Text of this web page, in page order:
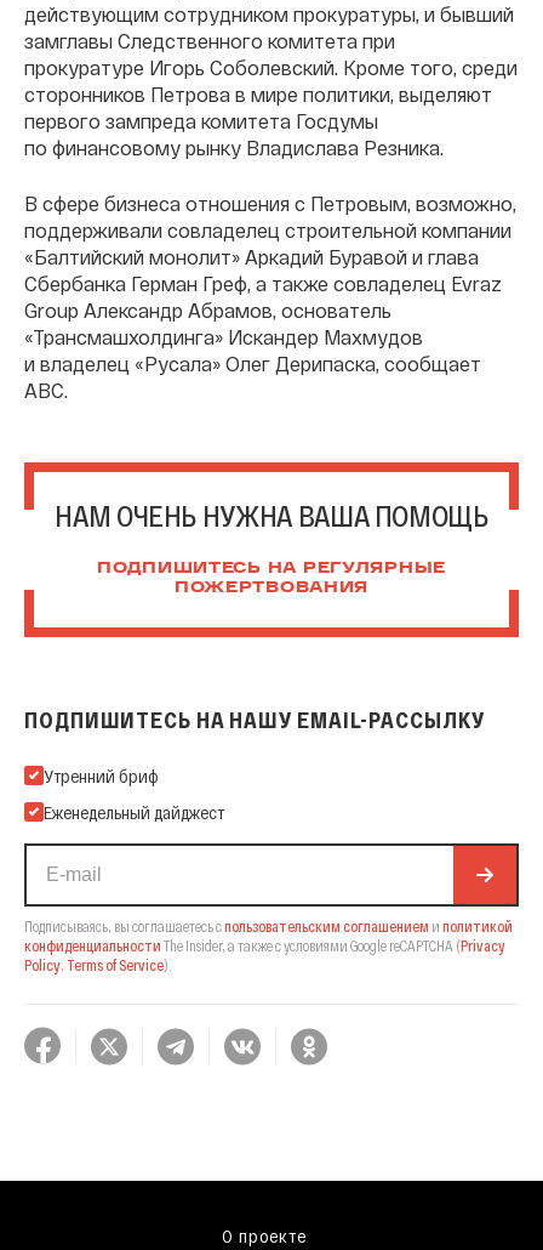
действующим сотрудником прокуратуры, и бывший
замглавы Следственного комитета при
прокуратуре Игорь Соболевский. Кроме того, среди
сторонников Петрова в мире политики, выделяют
первого зампреда комитета Госдумы
по финансовому рынку Владислава Резника.
В сфере бизнеса отношения с Петровым, возможно,
поддерживали совладелец строительной компании
«Балтийский монолит» Аркадий Буравой и глава
Сбербанка Герман Греф, а также совладелец Evraz
Group Александр Абрамов, основатель
«Трансмашхолдинга» Искандер Махмудов
и владелец «Русала» Олег Дерипаска, сообщает
АВС.
НАМ ОЧЕНЬ НУЖНА ВАША ПОМОЩЬ
ПОДПИШИТЕСЬ НА РЕГУЛЯРНЫЕ
ПОЖЕРТВОВАНИЯ
ПОДПИШИТЕСЬ НА НАШУ EMAIL-РАССЫЛКУ
Подпишитесь на нашу Email-рассылку
Утренний бриф
Еженедельный дайджест
Подписываясь, вы соглашаетесь спользовательским соглашением и политикой
конфиденциальности The Insider, а также с условиями Google reCAPTCHA (Privacy
Policy, Terms of Service).
О проекте